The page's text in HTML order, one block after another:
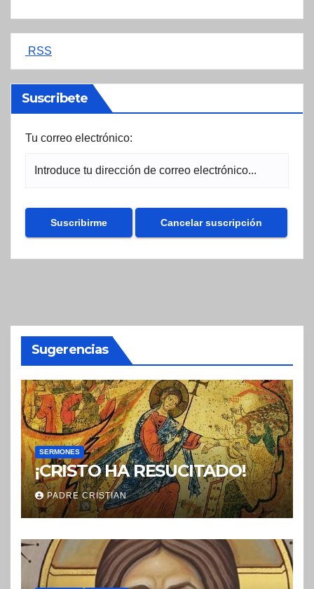
RSS
Suscribete
Tu correo electrónico:
Sugerencias
SERMONES
¡CRISTO HA RESUCITADO!
PADRE CRISTIAN